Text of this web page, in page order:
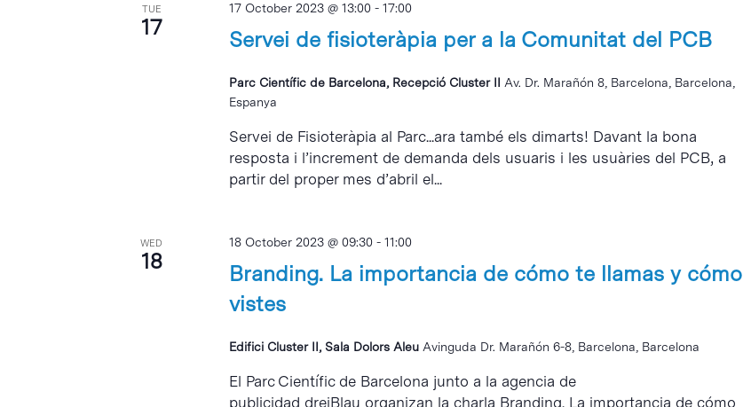
TUE
17 Servei de fisioteràpia per a la Comunitat del PCB
17 October 2023 @ 13:00- 17:00
Parc Científic de Barcelona, Recepció Cluster II Av. Dr. Marañón 8, Barcelona, Barcelona,
Espanya
Servei de Fisioteràpia al Parc...ara també els dimarts! Davant la bona
resposta i l’increment de demanda dels usuaris i les usuàries del PCB, a
partir del proper mes d’abril el...
WED
18
Branding. La importancia de cómo te llamas y cómo
vistes
18 October 2023 @ 09:30- 11:00
Edifici Cluster II, Sala Dolors Aleu Avinguda Dr. Marañón 6-8, Barcelona, Barcelona
El Parc Científic de Barcelona junto a la agencia de
publicidad dreiBlau organizan la charla Branding. La importancia de cómo